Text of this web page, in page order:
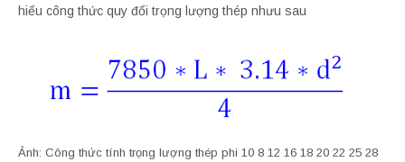
hiểu công thức quy đổi trọng lượng thép nhưu sau
Ảnh: Công thức tính trọng lượng thép phi 10 8 12 16 18 20 22 25 28